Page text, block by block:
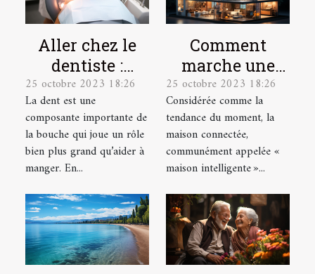
Aller chez le
dentiste :
parlons-en !
25 octobre 2023 18:26
La dent est une
composante importante de
la bouche qui joue un rôle
bien plus grand qu’aider à
manger. En...
Comment
marche une
maison
connectée ?
25 octobre 2023 18:26
Considérée comme la
tendance du moment, la
maison connectée,
communément appelée «
maison intelligente »...